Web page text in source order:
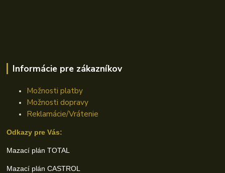
Informácie pre zákazníkov
Možnosti platby
Možnosti dopravy
Reklamácie/Vrátenie
Odkazy pre Vás:
Mazací plán TOTAL
Mazací plán CASTROL